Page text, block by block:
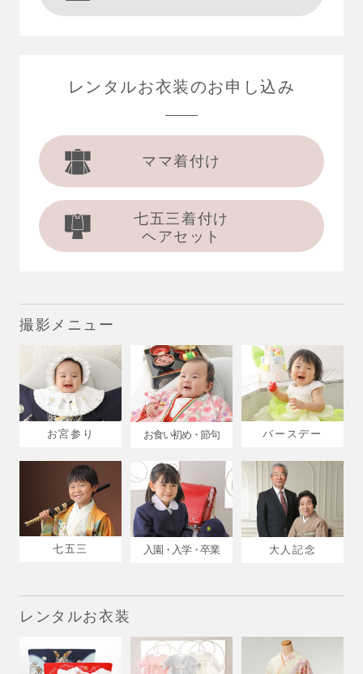
レンタルお衣装のお申し込み
ママ着付け
七五三着付け
ヘアセット
撮影メニュー
お宮参り お食い初め・節句 バースデー
七五三 入園・入学・卒業 大人記念
レンタルお衣装